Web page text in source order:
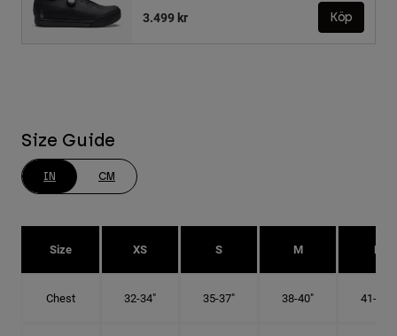
3.499 kr
Köp
Size Guide
IN CM
Size XS S M L
Chest 32-34" 35-37" 38-40" 41-43"